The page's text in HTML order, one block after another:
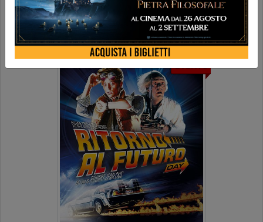
RITORNO AL FUTURO DAY 2025 (40°
ANNIVERSARIO)